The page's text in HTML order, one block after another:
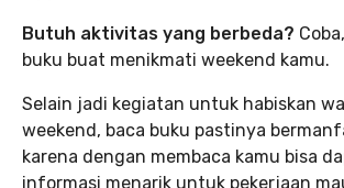
Butuh aktivitas yang berbeda?
buku buat menikmati weekend kamu.
Selain jadi kegiatan untuk habiskan
weekend, baca buku pastinya
karena dengan membaca kamu bisa
informasi menarik untuk pekerjaan